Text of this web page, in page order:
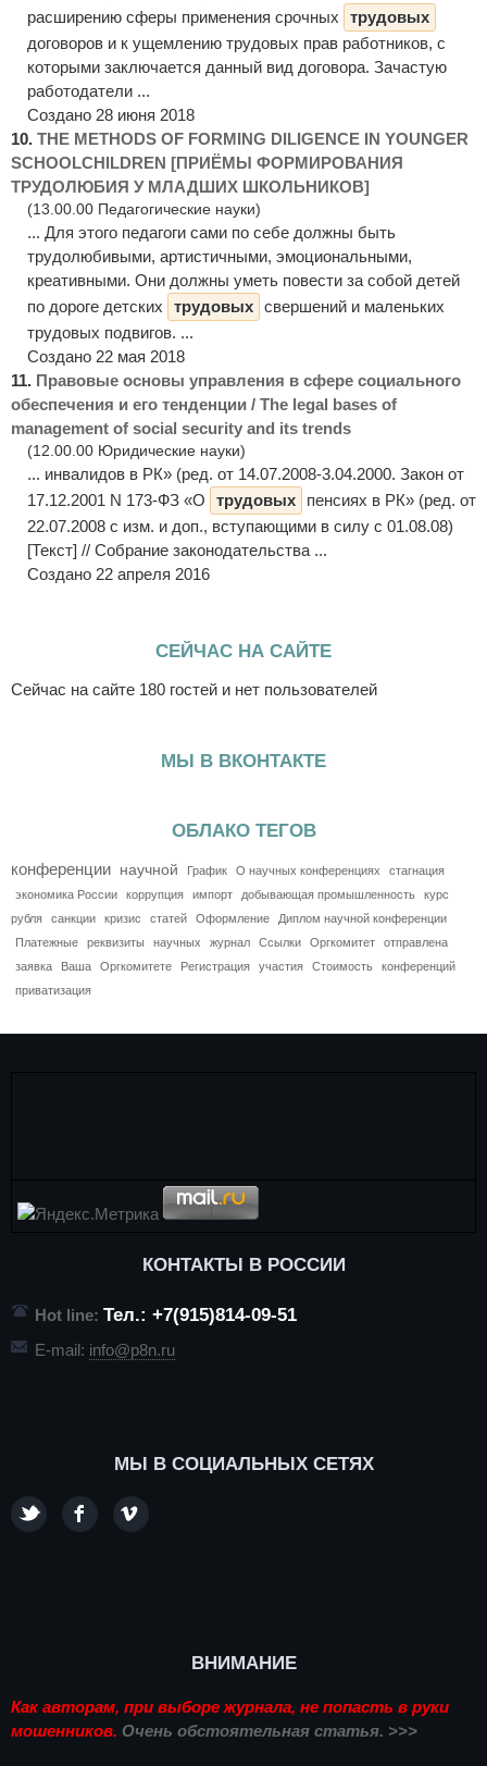
расширению сферы применения срочных
трудовых
договоров и к ущемлению трудовых прав работников, с
которыми заключается данный вид договора. Зачастую
работодатели ...
Создано 28 июня 2018
10. THE METHODS OF FORMING DILIGENCE IN YOUNGER
SCHOOLCHILDREN [ПРИЁМЫ ФОРМИРОВАНИЯ
ТРУДОЛЮБИЯ У МЛАДШИХ ШКОЛЬНИКОВ]
(13.00.00 Педагогические науки)
... Для этого педагоги сами по себе должны быть
трудолюбивыми, артистичными, эмоциональными,
креативными. Они должны уметь повести за собой детей
по дороге детских
трудовых свершений и маленьких
трудовых подвигов. ...
Создано 22 мая 2018
11. Правовые основы управления в сфере социального
обеспечения и его тенденции / The legal bases of
management of social security and its trends
(12.00.00 Юридические науки)
... инвалидов в РК» (ред. от 14.07.2008-3.04.2000. Закон от
17.12.2001 N 173-ФЗ «О
трудовых
пенсиях в РК» (ред. от
22.07.2008 с изм. и доп., вступающими в силу с 01.08.08)
[Текст] // Собрание законодательства ...
Создано 22 апреля 2016
СЕЙЧАС НА САЙТЕ
Сейчас на сайте 180 гостей и нет пользователей
МЫ В ВКОНТАКТЕ
ОБЛАКО ТЕГОВ
конференции научной График О научных конференциях
стагнация
экономика России
коррупция импорт добывающая промышленность
курс
рубля
санкции кризис статей Оформление
Диплом научной конференции
Платежные
реквизиты научных журнал Ссылки Оргкомитет
отправлена
заявка
Ваша Оргкомитете Регистрация участия Стоимость
конференций
приватизация
КОНТАКТЫ В РОССИИ
Hot line: Тел.: +7(915)814-09-51
E-mail: info@p8n.ru
МЫ В СОЦИАЛЬНЫХ СЕТЯХ
ВНИМАНИЕ
Как авторам, при выборе журнала, не попасть в руки
мошенников. Очень обстоятельная статья. >>>